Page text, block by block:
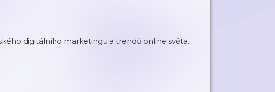
digitálního marketingu a trendů online světa.